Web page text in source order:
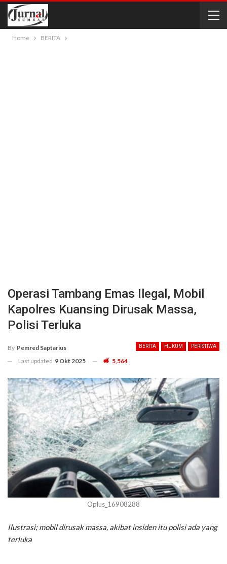
Home BERITA
Operasi Tambang Emas Ilegal, Mobil
Kapolres Kuansing Dirusak Massa,
Polisi Terluka
BERITA HUKUM PERISTIWA
By Pemred Saptarius
Last updated 9 Okt 2025 5,564
Oplus_16908288
Ilustrasi; mobil dirusak massa, akibat insiden itu polisi ada yang
terluka